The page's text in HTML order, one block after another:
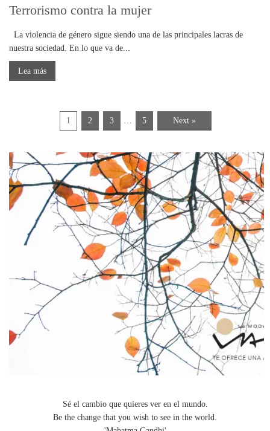
Terrorismo contra la mujer
La violencia de género sigue siendo una de las principales lacras de
nuestra sociedad. En lo que va de...
Lea más
1 2 3 5 Next »
Sé el cambio que quieres ver en el mundo.
Be the change that you wish to see in the world.